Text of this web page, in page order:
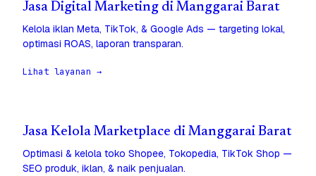
Jasa Digital Marketing di Manggarai Barat
Kelola iklan Meta, TikTok, & Google Ads — targeting lokal,
optimasi ROAS, laporan transparan.
Lihat layanan →
Jasa Kelola Marketplace di Manggarai Barat
Optimasi & kelola toko Shopee, Tokopedia, TikTok Shop —
SEO produk, iklan, & naik penjualan.